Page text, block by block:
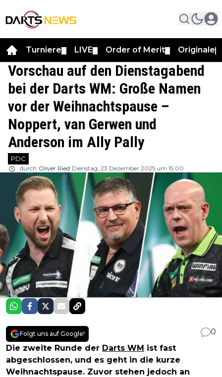
Turniere LIVE Order of Merit Originale
Vorschau auf den Dienstagabend
bei der Darts WM: Große Namen
vor der Weihnachtspause –
Noppert, van Gerwen und
Anderson im Ally Pally
PDC
durch Oliver Ried Dienstag, 23 Dezember 2025 um 15:00
Folgt uns auf Google!
0
Die zweite Runde der Darts WM ist fast
abgeschlossen, und es geht in die kurze
Weihnachtspause. Zuvor stehen jedoch an